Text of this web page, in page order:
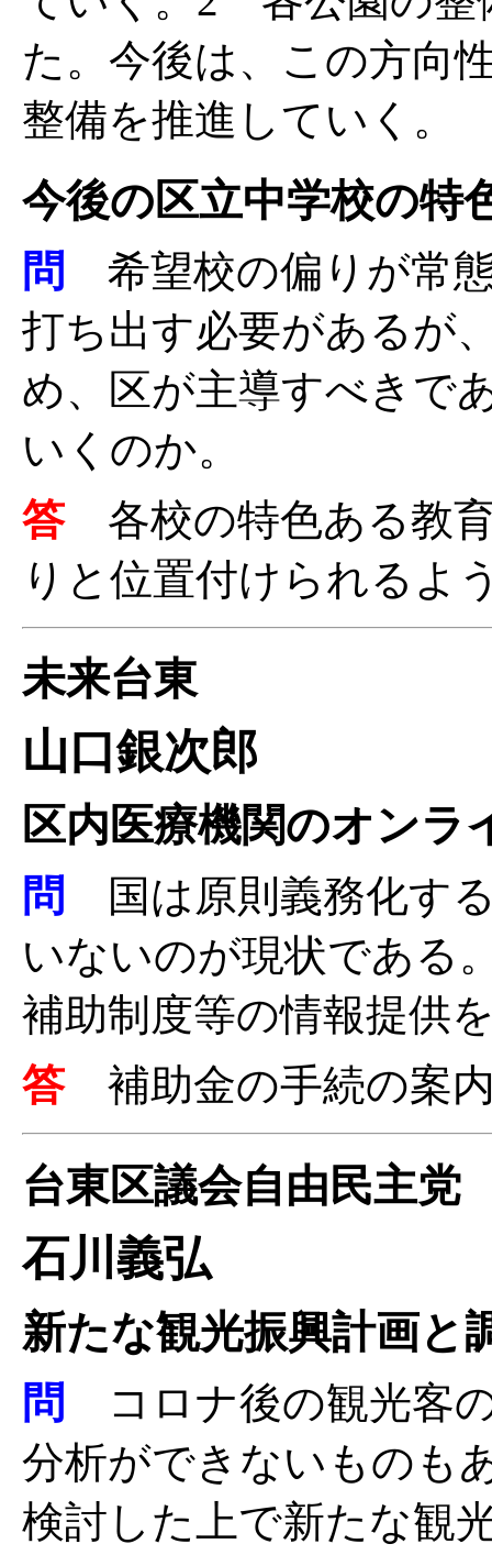
た。今後は、この方向
整備を推進していく。
今後の区立中学校の特
問
希望校の偏りが常
打ち出す必要があるが
め、区が主導すべきで
いくのか。
答 各校の特色ある教
りと位置付けられるよ
未来台東
山口銀次郎
区内医療機関のオンラ
問
国は原則義務化す
いないのが現状である
補助制度等の情報提供
答 補助金の手続の案
台東区議会自由民主党
石川義弘
新たな観光振興計画と
問
コロナ後の観光客
分析ができないものも
検討した上で新たな観